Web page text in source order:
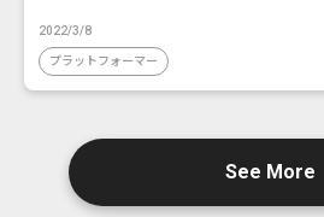
2022/3/8
プラットフォーマー
See More